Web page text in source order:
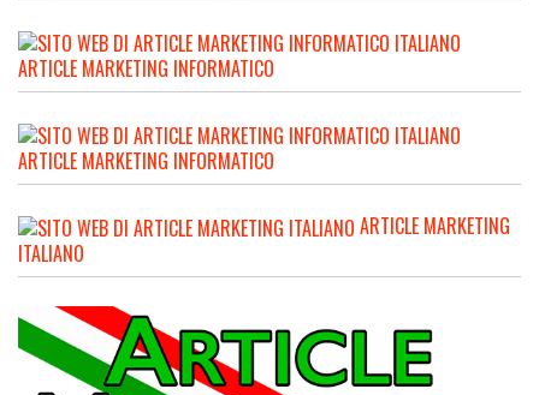
ARTICLE MARKETING INFORMATICO
ARTICLE MARKETING INFORMATICO
ARTICLE MARKETING
ITALIANO